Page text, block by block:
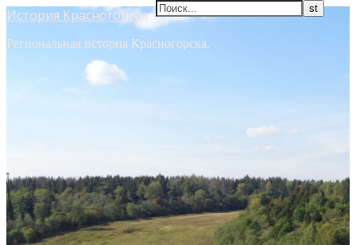
История Красногорска
Региональная история Красногорска.